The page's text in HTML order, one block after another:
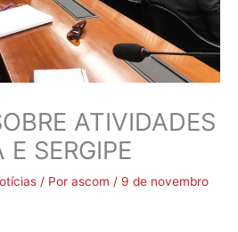
ATIVIDADES
SERGIPE
/ Por ascom / 9 de novembro